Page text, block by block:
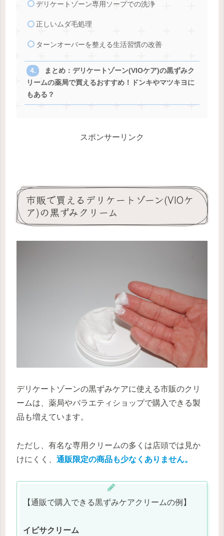
デリケートゾーン専用ソープでの洗浄
正しいムダ毛処理
ターンオーバーを整える生活習慣の改善
まとめ：デリケートゾーン(VIOケア)の黒ずみク
リームの薬局で買えるおすすめ！ドンキやマツキヨに
もある？
スポンサーリンク
市販で買えるデリケートゾーン(VIOケ
ア)の黒ずみクリーム
デリケートゾーンの黒ずみケアに使える市販のクリ
ームは、薬局やバラエティショップで購入できる製
品も増えています。
ただし、有名な専用クリームの多くは店頭では見か
けにくく、 通販限定の商品も少なくありません。
【通販で購入できる黒ずみケアクリームの例】
イビサクリーム